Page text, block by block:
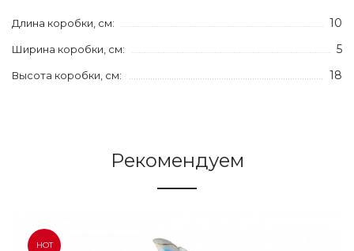
Длина коробки, см: 10
Ширина коробки, см: 5
Высота коробки, см: 18
Рекомендуем
HOT